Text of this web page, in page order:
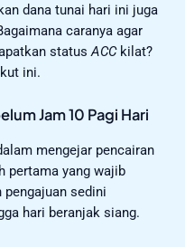
dana tunai hari ini juga
caranya agar
statusACCkilat?
ini.
Jam 10 Pagi Hari
mengejar pencairan
pertama yang wajib
sedini
hari beranjak siang.